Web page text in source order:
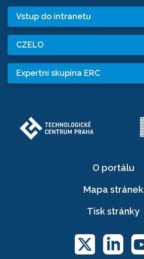
Vstup do intranetu
CZELO
Expertní skupina ERC
O portálu
Mapa stránek
Tisk stránky